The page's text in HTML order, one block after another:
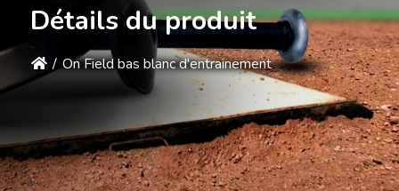
Détails du produit
/ On Field bas blanc d'entrainement